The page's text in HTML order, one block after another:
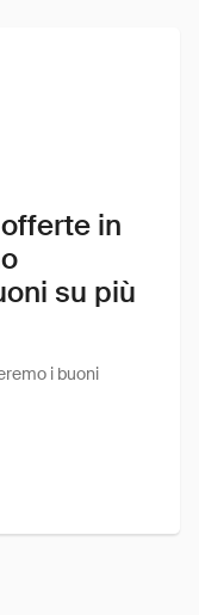
in
su più
i buoni